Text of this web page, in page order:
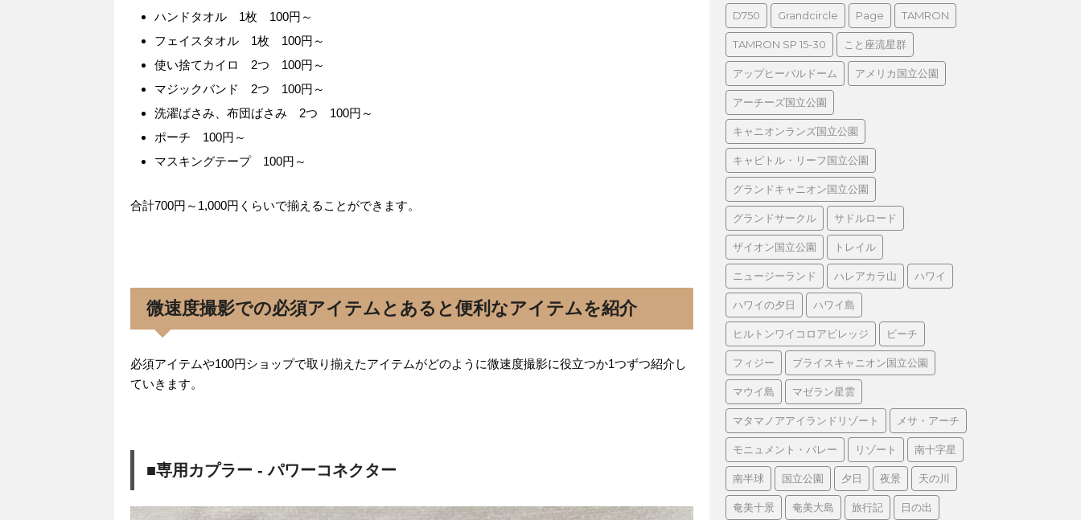
ハンドタオル 1枚 100円～
フェイスタオル 1枚 100円～
使い捨てカイロ 2つ 100円～
マジックバンド 2つ 100円～
洗濯ばさみ、布団ばさみ 2つ 100円～
ポーチ 100円～
マスキングテープ 100円～
合計700円～1,000円くらいで揃えることができます。
微速度撮影での必須アイテムとあると便利なアイテムを紹介
必須アイテムや100円ショップで取り揃えたアイテムがどのように微速度撮影に役立つか1つずつ紹介し
ていきます。
■専用カプラー - パワーコネクター
D750 Grandcircle Page TAMRON
TAMRON SP 15-30 こと座流星群
アップヒーバルドーム アメリカ国立公園
アーチーズ国立公園
キャニオンランズ国立公園
キャピトル・リーフ国立公園
グランドキャニオン国立公園
グランドサークル サドルロード
ザイオン国立公園 トレイル
ニュージーランド ハレアカラ山 ハワイ
ハワイの夕日 ハワイ島
ヒルトンワイコロアビレッジ ビーチ
フィジー ブライスキャニオン国立公園
マウイ島 マゼラン星雲
マタマノアアイランドリゾート メサ・アーチ
モニュメント・バレー リゾート 南十字星
南半球 国立公園 夕日 夜景 天の川
奄美十景 奄美大島 旅行記 日の出